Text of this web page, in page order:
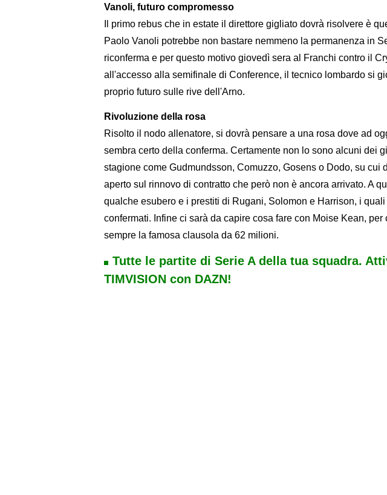
Vanoli, futuro compromesso
Il primo rebus che in estate il direttore gigliato dovrà risolvere è
Paolo Vanoli potrebbe non bastare nemmeno la permanenza in
riconferma e per questo motivo giovedì sera al Franchi contro il
all'accesso alla semifinale di Conference, il tecnico lombardo si
proprio futuro sulle rive dell'Arno.
Rivoluzione della rosa
Risolto il nodo allenatore, si dovrà pensare a una rosa dove ad
sembra certo della conferma. Certamente non lo sono alcuni dei
stagione come Gudmundsson, Comuzzo, Gosens o Dodo, su cui
aperto sul rinnovo di contratto che però non è ancora arrivato. A
qualche esubero e i prestiti di Rugani, Solomon e Harrison, i
confermati. Infine ci sarà da capire cosa fare con Moise Kean,
sempre la famosa clausola da 62 milioni.
Tutte le partite di Serie A della tua squadra.
TIMVISION con DAZN!